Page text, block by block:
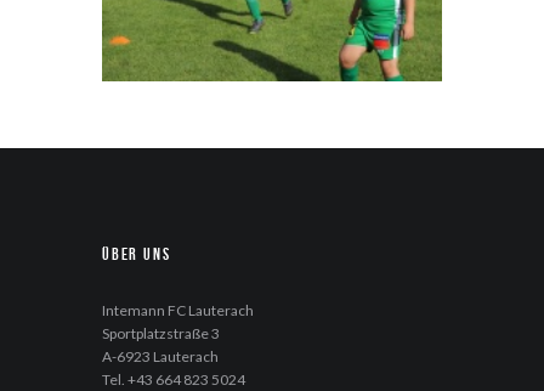
Über uns
Intemann FC Lauterach
Sportplatzstraße 3
A-6923 Lauterach
Tel. +43 664 823 5024